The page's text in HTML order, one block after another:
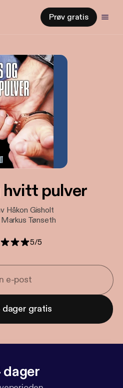
Prøv gratis
hvitt pulver
Håkon Gisholt
Tønseth
5/5
dager gratis
dager